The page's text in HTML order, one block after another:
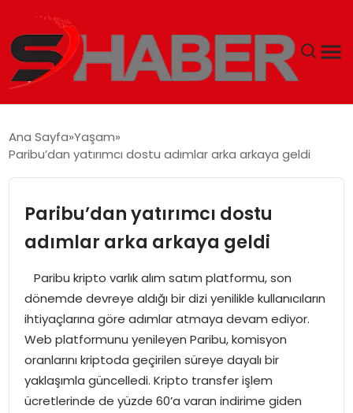
TEKNOLOJI
SPOR
EKONOMI
SIYASET
EĞITIM
Ana Sayfa Yaşam
Paribu’dan yatırımcı dostu adımlar arka arkaya geldi
Paribu’dan yatırımcı dostu
adımlar arka arkaya geldi
Paribu kripto varlık alım satım platformu, son
dönemde devreye aldığı bir dizi yenilikle kullanıcıların
ihtiyaçlarına göre adımlar atmaya devam ediyor.
Web platformunu yenileyen Paribu, komisyon
oranlarını kriptoda geçirilen süreye dayalı bir
yaklaşımla güncelledi. Kripto transfer işlem
ücretlerinde de yüzde 60’a varan indirime giden